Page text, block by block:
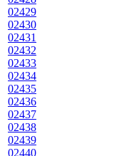
02429
02430
02431
02432
02433
02434
02435
02436
02437
02438
02439
02440